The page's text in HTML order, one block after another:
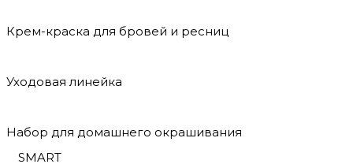
Крем-краска для бровей и ресниц
Уходовая линейка
Набор для домашнего окрашивания
SMART